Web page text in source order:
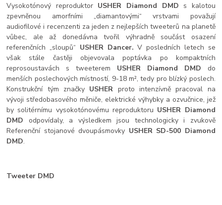
Vysokotónový reproduktorUSHER Diamond DMD s kalotou
zpevněnou amorfními „diamantovými“ vrstvami považují
audiofilové i recenzenti za jeden z nejlepších tweeterů na planetě
vůbec, ale až donedávna tvořil výhradně součást osazení
referenčních „sloupů“ USHER Dancer. V posledních letech se
však stále častěji objevovala poptávka po kompaktních
reprosoustavách s tweeterem USHER Diamond DMD do
menších poslechových místností, 9-18 m², tedy pro blízký poslech.
Konstrukční tým značky USHER proto intenzívně pracoval na
vývoji středobasového měniče, elektrické výhybky a ozvučnice, jež
by solitérnímu vysokotónovému reproduktoru USHER Diamond
DMD odpovídaly, a výsledkem jsou technologicky i zvukově
Referenční stojanové dvoupásmovky USHER SD-500 Diamond
DMD.
Tweeter DMD